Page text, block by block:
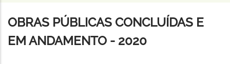
navegação
OBRAS PÚBLICAS CONCLUÍDAS E
EM ANDAMENTO - 2020